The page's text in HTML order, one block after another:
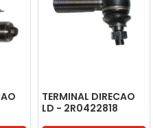
TERMINAL DIRECAO
LD - 2R0422818